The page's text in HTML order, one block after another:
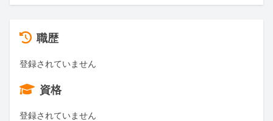
職歴
登録されていません
資格
登録されていません